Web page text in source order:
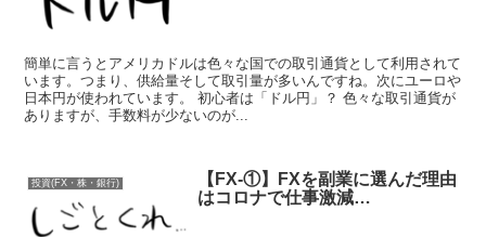
簡単に言うとアメリカドルは色々な国での取引通貨として利用されて
います。つまり、供給量そして取引量が多いんですね。次にユーロや
日本円が使われています。 初心者は「ドル円」？ 色々な取引通貨が
ありますが、手数料が少ないのが...
投資(FX・株・銀行)
【FX-①】FXを副業に選んだ理由
はコロナで仕事激減…